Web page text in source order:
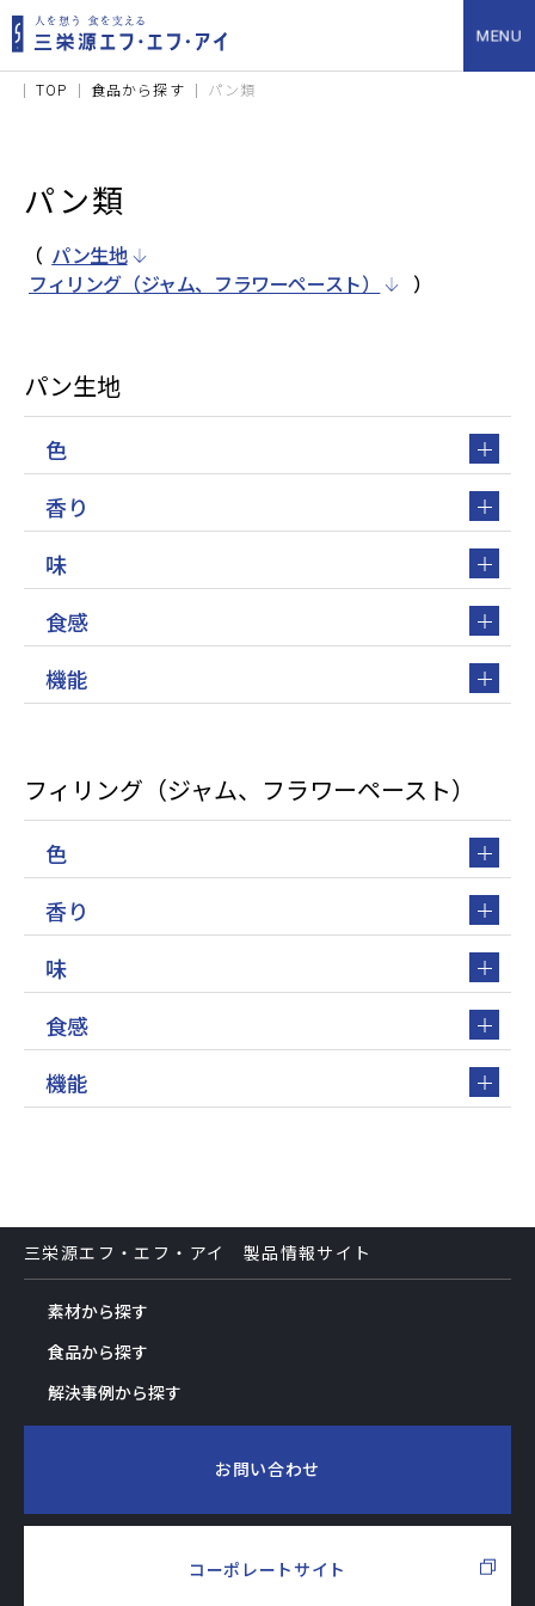
TOP 食品から探す パン類
パン類
（ パン生地
フィリング（ジャム、フラワーペースト）
）
パン生地
色
香り
味
食感
機能
フィリング（ジャム、フラワーペースト）
色
香り
味
食感
機能
三栄源エフ・エフ・アイ 製品情報サイト
素材から探す
食品から探す
解決事例から探す
お問い合わせ
コーポレートサイト